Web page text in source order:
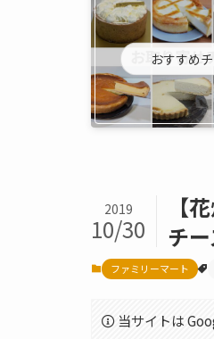
おすすめ
【
チ
2019
10/30
ファミリーマート
当サイトは